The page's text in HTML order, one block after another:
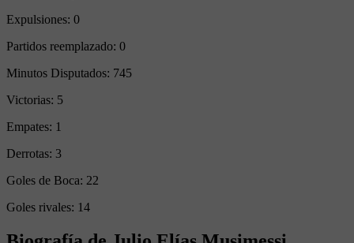
Expulsiones: 0
Partidos reemplazado: 0
Minutos Disputados: 745
Victorias: 5
Empates: 1
Derrotas: 3
Goles de Boca: 22
Goles rivales: 14